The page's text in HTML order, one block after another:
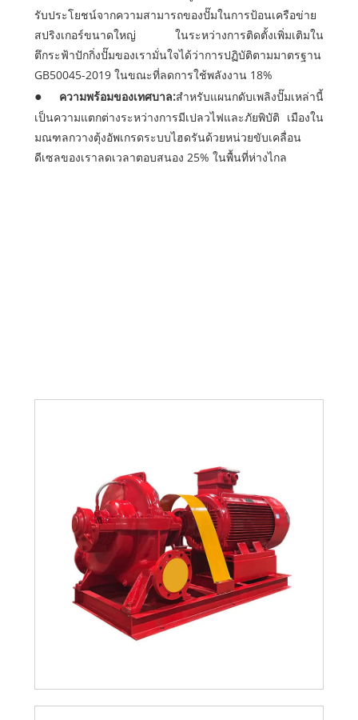
รับประโยชน์จากความสามารถของปั๊มในการป้อนเครือข่าย
สปริงเกอร์ขนาดใหญ่ ในระหว่างการติดตั้งเพิ่มเติมใน
ตึกระฟ้าปักกิ่งปั๊มของเรามั่นใจได้ว่าการปฏิบัติตามมาตรฐาน
GB50045-2019 ในขณะที่ลดการใช้พลังงาน 18%
ความพร้อมของเทศบาล:สำหรับแผนกดับเพลิงปั๊มเหล่านี้
เป็นความแตกต่างระหว่างการมีเปลวไฟและภัยพิบัติ เมืองใน
มณฑลกวางตุ้งอัพเกรดระบบไฮดรันด้วยหน่วยขับเคลื่อน
ดีเซลของเราลดเวลาตอบสนอง 25% ในพื้นที่ห่างไกล